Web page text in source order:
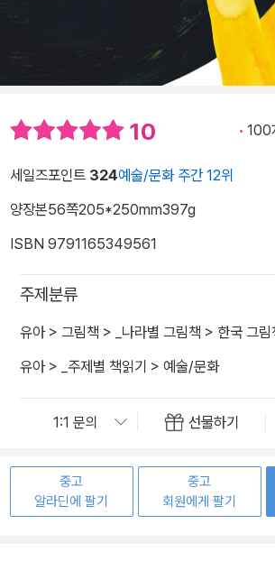
10 100
세일즈포인트 324예술/문화 주간 12위
양장본56쪽205*250mm397g
ISBN 9791165349561
주제분류
유아> 그림책 > _나라별 그림책 > 한국 그림
유아> _주제별 책읽기 > 예술/문화
선물하기
중고
알라딘에 팔기
중고
회원에게 팔기